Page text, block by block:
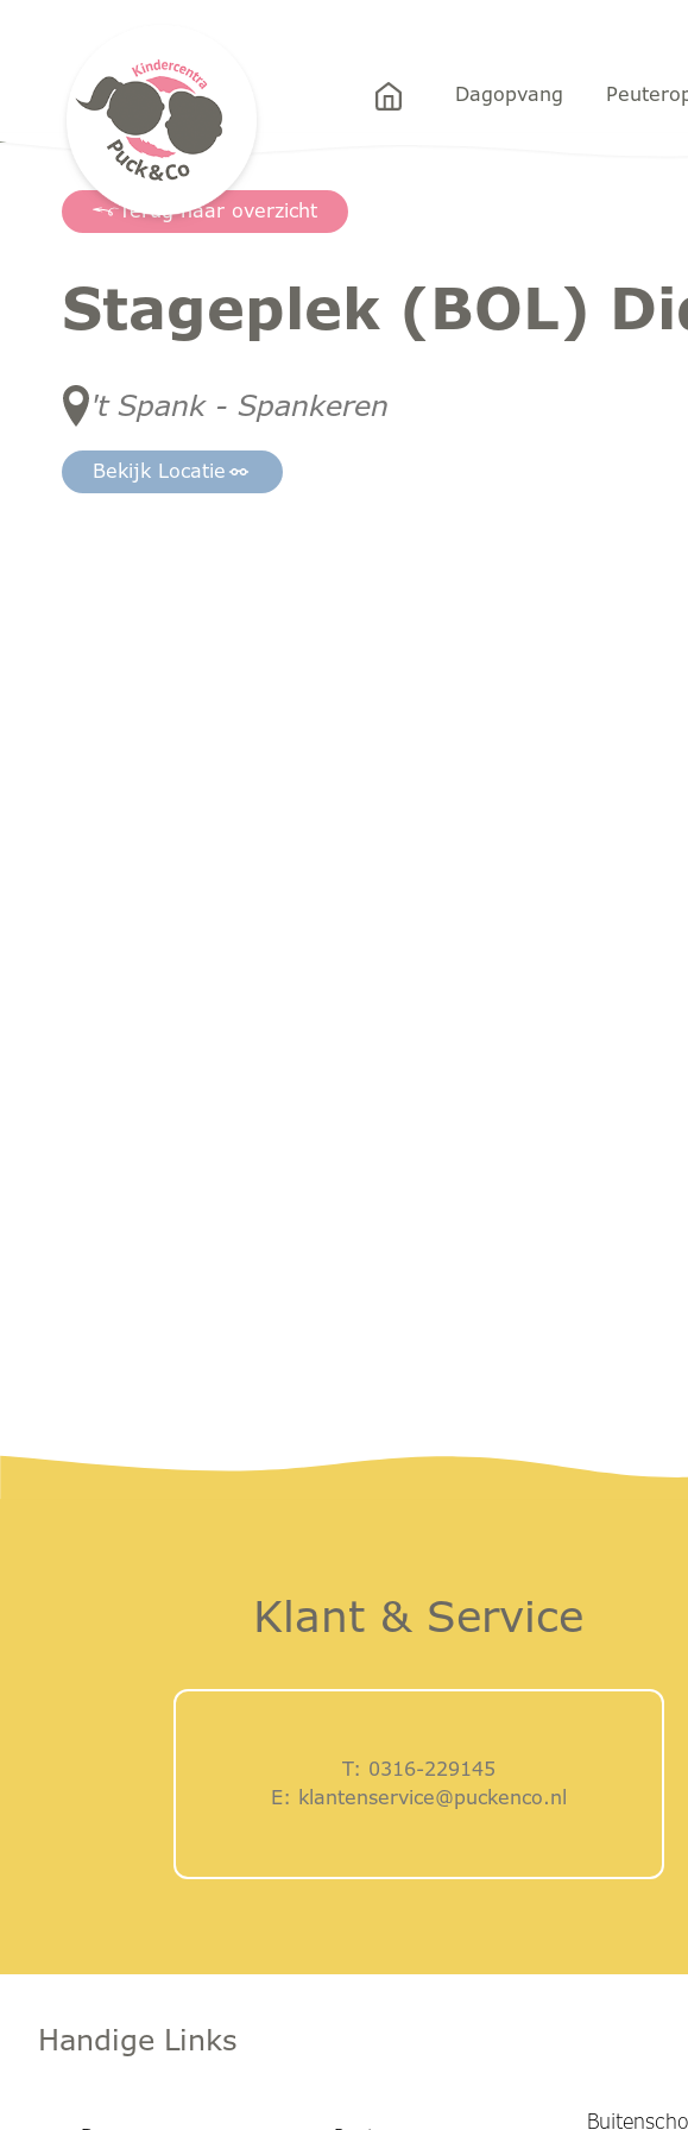
Dagopvang
Terug naar overzicht
Stageplek (BOL)
't Spank - Spankeren
Bekijk Locatie
Klant & Service
T: 0316-229145
E: klantenservice@puckenco.nl
Handige Links